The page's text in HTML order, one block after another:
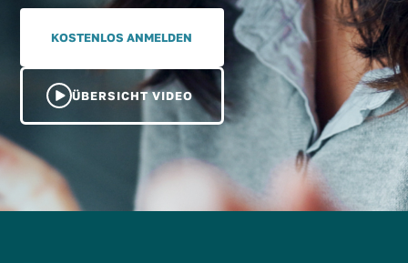
KOSTENLOS ANMELDEN
ÜBERSICHT VIDEO